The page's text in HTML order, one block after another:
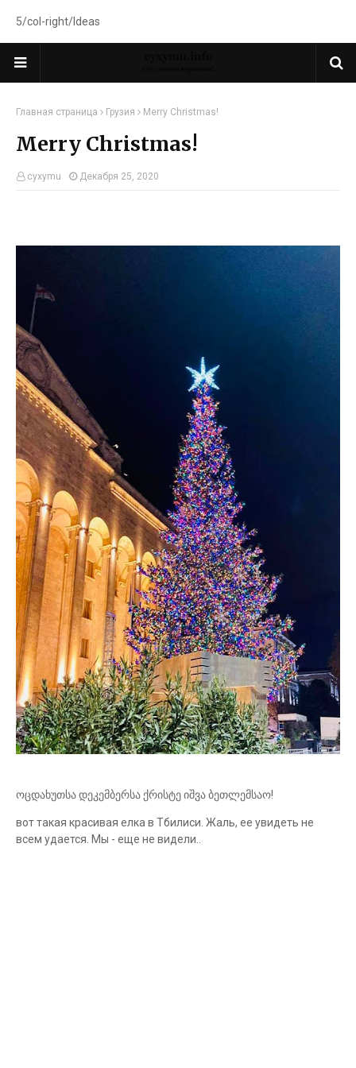
5/col-right/Ideas
Главная страница Грузия Merry Christmas!
Merry Christmas!
cyxymu Декабря 25, 2020
ოცდახუთსა დეკემბერსა ქრისტე იშვა ბეთლემსაო!
вот такая красивая елка в Тбилиси. Жаль, ее увидеть не
всем удается. Мы - еще не видели..